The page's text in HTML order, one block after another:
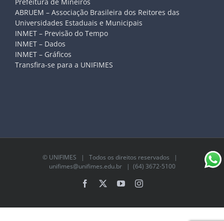
ABRUEM – Associação Brasileira dos Reitores das
Universidades Estaduais e Municipais
INMET – Previsão do Tempo
INMET – Dados
INMET – Gráficos
Transfira-se para a UNIFIMES
© UNIFIMES | Todos os direitos reservados |
unifimes@unifimes.edu.br| (64) 3672-5100
Facebook YouTubeInstagram